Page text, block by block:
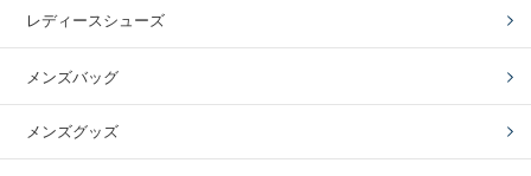
レディースシューズ
メンズバッグ
メンズグッズ